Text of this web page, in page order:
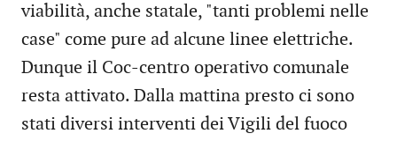
viabilità, anche statale, "tanti problemi nelle
case" come pure ad alcune linee elettriche.
Dunque il Coc-centro operativo comunale
resta attivato. Dalla mattina presto ci sono
stati diversi interventi dei Vigili del fuoco